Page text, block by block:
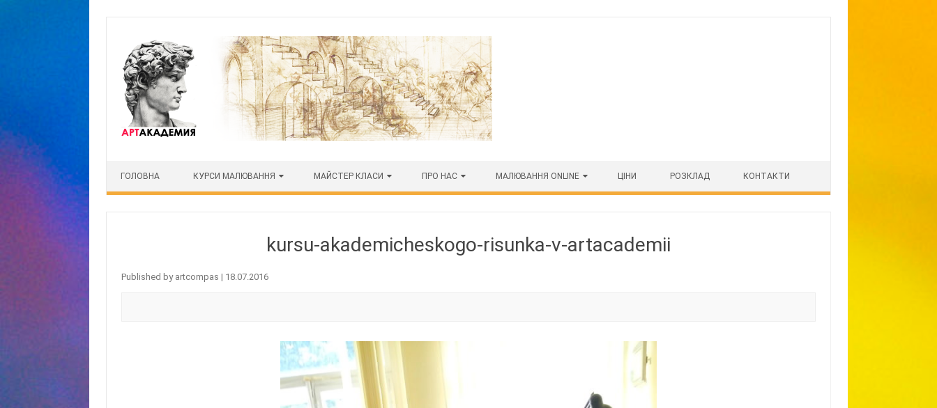
ГОЛОВНА КУРСИ МАЛЮВАННЯ МАЙСТЕР КЛАСИ ПРО НАС МАЛЮВАННЯ ONLINE ЦІНИ РОЗКЛАД КОНТАКТИ
kursu-akademicheskogo-risunka-v-artacademii
Published by artcompas | 18.07.2016